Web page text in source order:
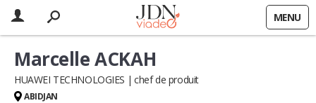
MENU
Marcelle ACKAH
HUAWEI TECHNOLOGIES chef de produit
ABIDJAN